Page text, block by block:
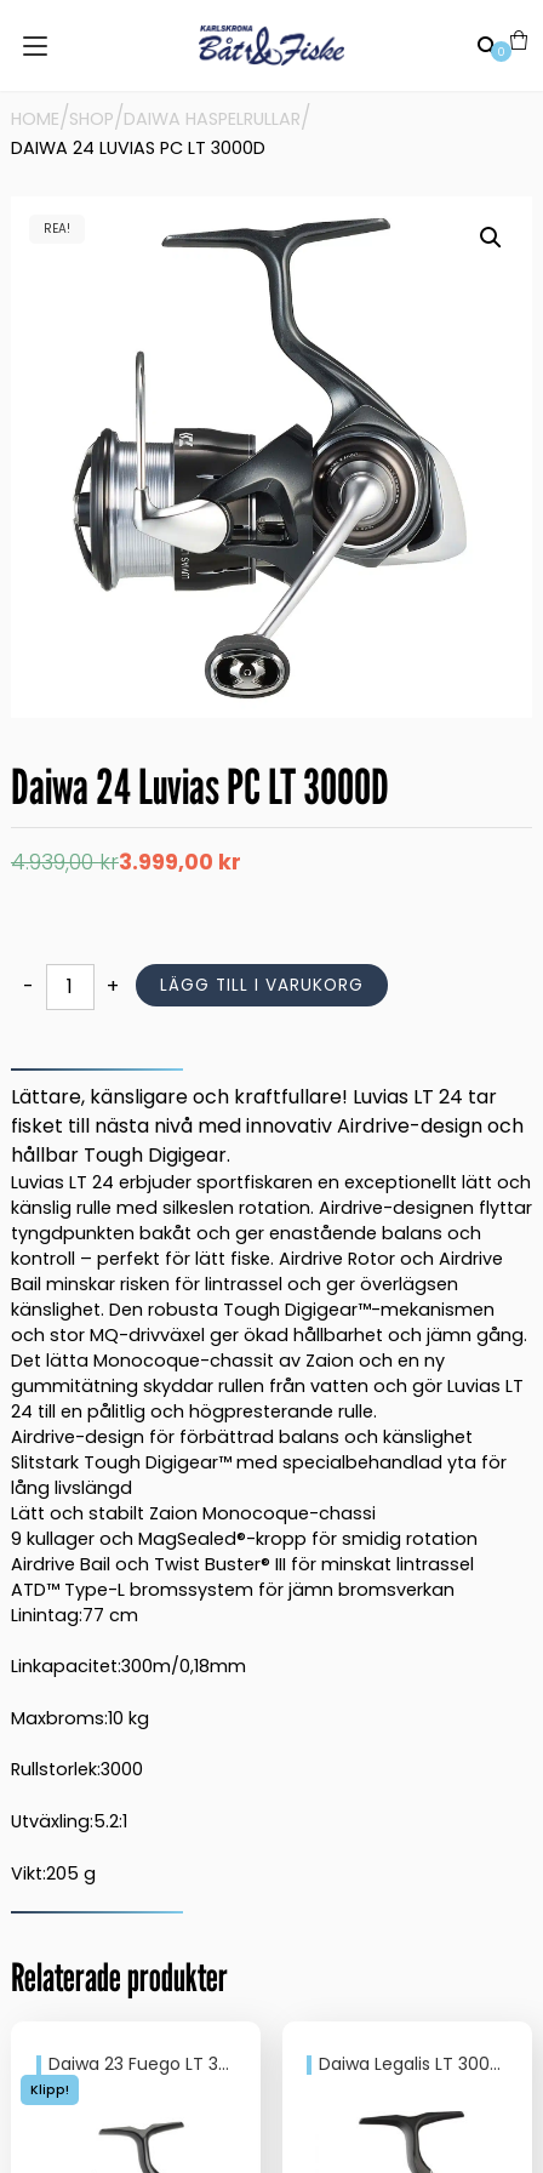
0
HOME/SHOP/DAIWA HASPELRULLAR/
DAIWA 24 LUVIAS PC LT 3000D
REA!
Daiwa 24 Luvias PC LT 3000D
4.939,00kr
Det
ursprungliga
3.999,00 kr
Det
nuvarande
-
Daiwa
PC
LT
3000D
mängd
+ LÄGG TILL I VARUKORG
Lättare, känsligare och kraftfullare! Luvias LT 24 tar
fisket till nästa nivå med innovativ Airdrive-design och
hållbar Tough Digigear.
Luvias LT 24 erbjuder sportfiskaren en exceptionellt lätt och
känslig rulle med silkeslen rotation. Airdrive-designen flyttar
tyngdpunkten bakåt och ger enastående balans och
kontroll – perfekt för lätt fiske. Airdrive Rotor och Airdrive
Bail minskar risken för lintrassel och ger överlägsen
känslighet. Den robusta Tough Digigear™-mekanismen
och stor MQ-drivväxel ger ökad hållbarhet och jämn gång.
Det lätta Monocoque-chassit av Zaion och en ny
gummitätning skyddar rullen från vatten och gör Luvias LT
24 till en pålitlig och högpresterande rulle.
Airdrive-design för förbättrad balans och känslighet
Slitstark Tough Digigear™ med specialbehandlad yta för
lång livslängd
Lätt och stabilt Zaion Monocoque-chassi
9 kullager och MagSealed®-kropp för smidig rotation
Airdrive Bail och Twist Buster® III för minskat lintrassel
ATD™ Type-L bromssystem för jämn bromsverkan
Linintag:77 cm
Linkapacitet:300m/0,18mm
Maxbroms:10 kg
Rullstorlek:3000
Utväxling:5.2:1
Vikt:205 g
Relaterade produkter
Daiwa 23 Fuego LT 3000D
Klipp!
Daiwa Legalis LT 3000C